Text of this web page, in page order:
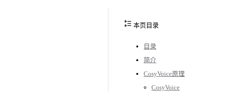
本页目录
目录
简介
CosyVoice原理
CosyVoice